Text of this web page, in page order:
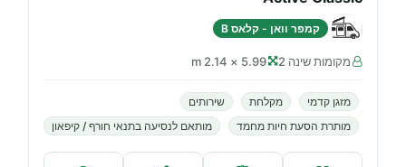
קמפר וואן - קלאס B
מקומות שינה 2 5.99 × 2.14 m
מזגן קדמי מקלחת
שירותים
מותרת הסעת חיות מחמד
מותאם לנסיעה בתנאי חורף / קיפאון